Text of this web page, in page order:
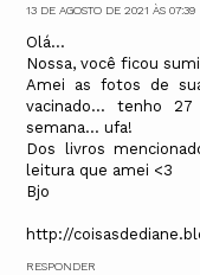
13 DE AGOSTO DE 2021 ÀS 07:39
Olá...
Nossa, você ficou
Amei as fotos de
vacinado... tenho
semana... ufa!
Dos livros
leitura que amei <3
Bjo
http://
RESPONDER